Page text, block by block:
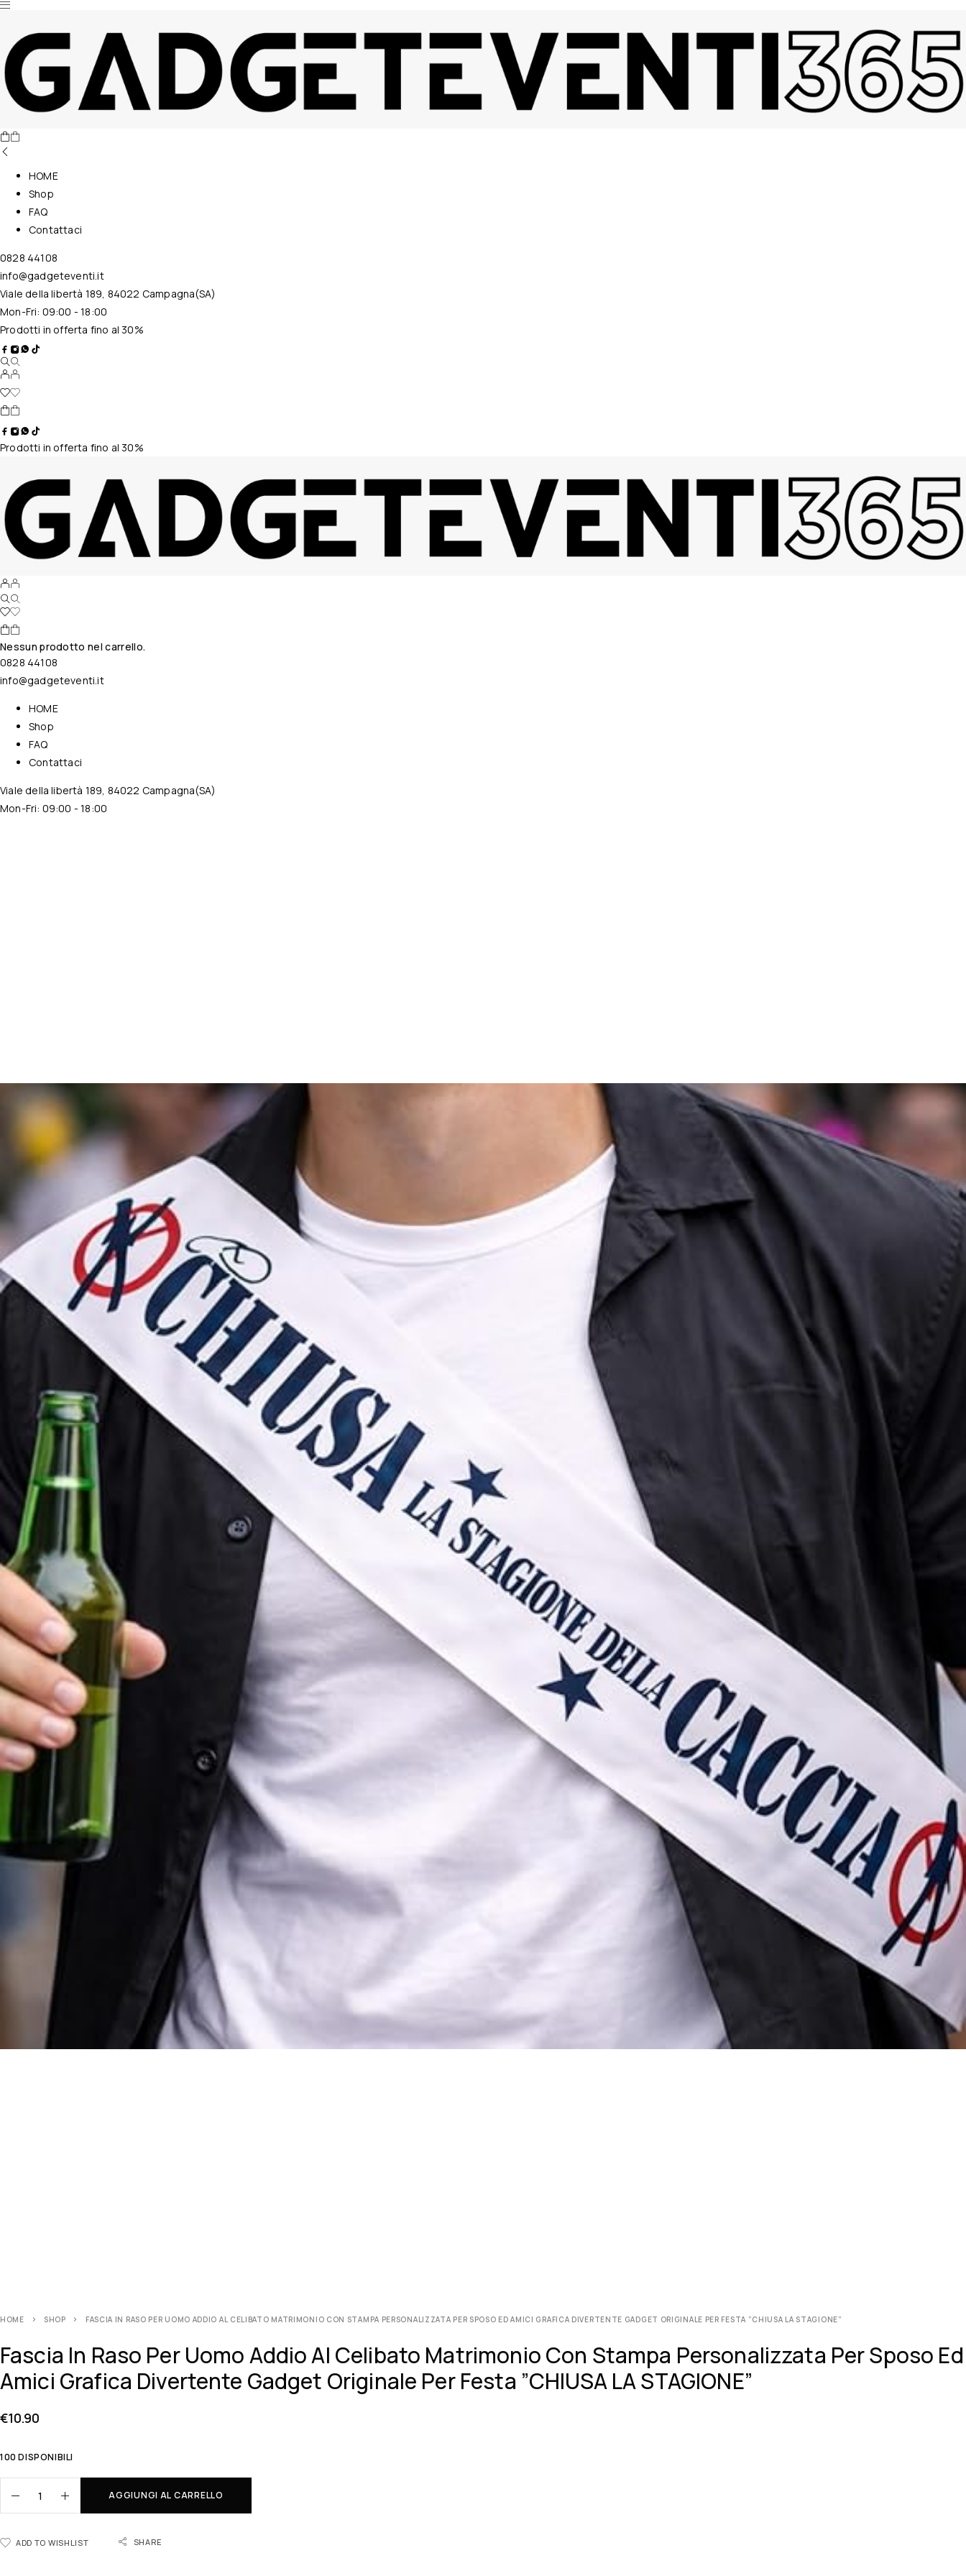
Nessun prodotto nel carrello.
HOME
Shop
FAQ
Contattaci
0828 44108
info@gadgeteventi.it
Viale della libertà 189, 84022 Campagna(SA)
Mon-Fri: 09:00 - 18:00
Prodotti in offerta fino al 30%
Prodotti in offerta fino al 30%
Nessun prodotto nel carrello.
0828 44108
info@gadgeteventi.it
HOME
Shop
FAQ
Contattaci
Viale della libertà 189, 84022 Campagna(SA)
Mon-Fri: 09:00 - 18:00
HOME SHOP FASCIA IN RASO PER UOMO ADDIO AL CELIBATO MATRIMONIO CON STAMPA PERSONALIZZATA PER SPOSO ED AMICI GRAFICA DIVERTENTE GADGET ORIGINALE PER FESTA ”CHIUSA LA STAGIONE”
Fascia In Raso Per Uomo Addio Al Celibato Matrimonio Con Stampa Personalizzata Per Sposo Ed
Amici Grafica Divertente Gadget Originale Per Festa ”CHIUSA LA STAGIONE”
€10.90
100 DISPONIBILI
AGGIUNGI AL CARRELLO
ADD TO WISHLIST SHARE